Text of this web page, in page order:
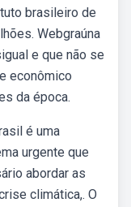
brasileiro de
Webgraúna
e que não se
econômico
da época.
é uma
urgente que
abordar as
climática,. O